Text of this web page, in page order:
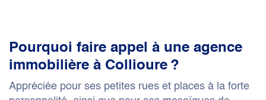
Pourquoi faire appel à une agence
immobilière à Collioure ?
Appréciée pour ses petites rues et places à la forte